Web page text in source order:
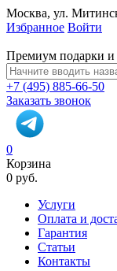
Москва, ул.
Избранное Войти
Премиум подарки и
+7 (495) 885-66-50
Заказать звонок
0
Корзина
0 руб.
Услуги
Оплата и
Гарантия
Статьи
Контакты